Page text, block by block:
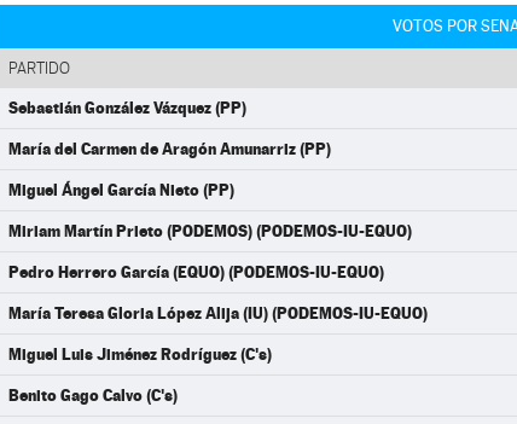
VOTOS POR
PARTIDO
Sebastián González Vázquez (PP)
María del Carmen de Aragón Amunarriz (PP)
Miguel Ángel García Nieto (PP)
Miriam Martín Prieto (PODEMOS) (PODEMOS-IU-EQUO)
Pedro Herrero García (EQUO) (PODEMOS-IU-EQUO)
María Teresa Gloria López Alija (IU) (PODEMOS-IU-EQUO)
Miguel Luis Jiménez Rodríguez (C's)
Benito Gago Calvo (C's)